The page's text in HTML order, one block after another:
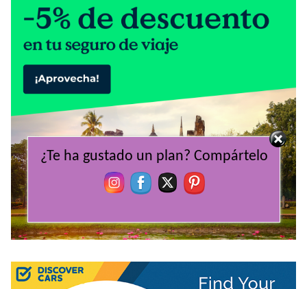
¿Te ha gustado un plan? Compártelo